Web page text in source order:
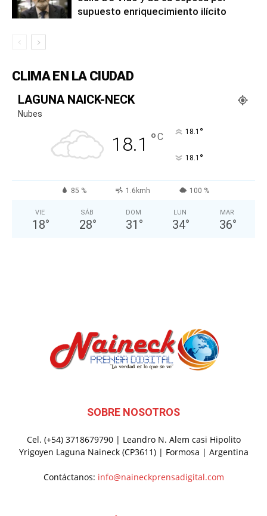
supuesto enriquecimiento ilícito
CLIMA EN LA CIUDAD
LAGUNA NAICK-NECK
Nubes
18.1 °C 18.1 °
18.1 °
85 % 1.6kmh 100 %
VIE
18°
SÁB
28°
DOM
31 °
LUN
34°
MAR
36°
SOBRE NOSOTROS
Cel. (+54) 3718679790 | Leandro N. Alem casi Hipolito
Yrigoyen Laguna Naineck (CP3611) | Formosa | Argentina
Contáctanos: info@naineckprensadigital.com